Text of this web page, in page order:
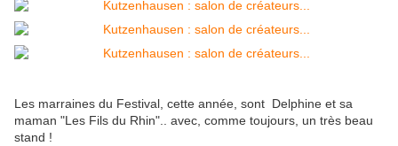
Les marraines du Festival, cette année, sont Delphine et sa
maman "Les Fils du Rhin".. avec, comme toujours, un très beau
stand !